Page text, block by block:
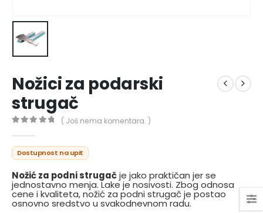
Nožici za podarski
strugač
( Još nema komentara. )
Dostupnost na upit
Nožić za podni strugačje jako praktičan jer se
jednostavno menja. Lake je nosivosti. Zbog odnosa
cene i kvaliteta, nožić za podni strugač je postao
osnovno sredstvo u svakodnevnom radu.